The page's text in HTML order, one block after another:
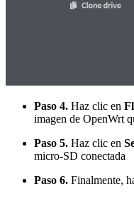
Paso 4. Haz clic en
imagen de OpenWrt
Paso 5. Haz clic en
micro-SD conectada
Paso 6. Finalmente,